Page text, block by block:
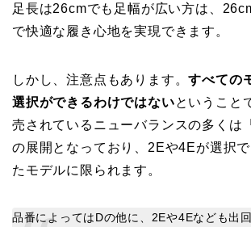
足長は26cmでも足幅が広い方は、
で快適な履き心地を実現できます。
しかし、注意点もあります。すべての
選択ができるわけではないということ
売されているニューバランスの多くは
の展開となっており、2Eや4Eが選択
たモデルに限られます。
品番によってはDの他に、2Eや4Eなども出